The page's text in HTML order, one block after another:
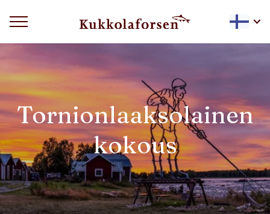
Tornionlaaksolainen
kokous